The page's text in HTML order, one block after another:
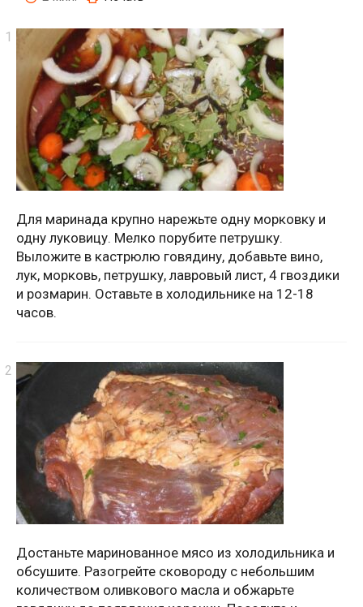
Для маринада крупно нарежьте одну морковку и
одну луковицу. Мелко порубите петрушку.
Выложите в кастрюлю говядину, добавьте вино,
лук, морковь, петрушку, лавровый лист, 4 гвоздики
и розмарин. Оставьте в холодильнике на 12-18
часов.
Достаньте маринованное мясо из холодильника и
обсушите. Разогрейте сковороду с небольшим
количеством оливкового масла и обжарьте